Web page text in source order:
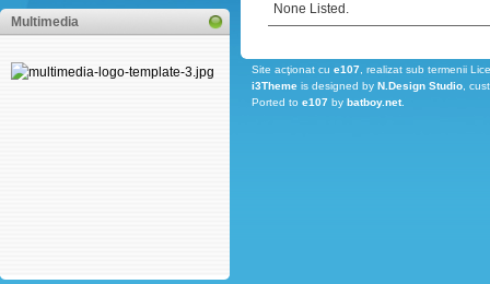
Multimedia
None Listed.
Site acţionat cu e107 , realizat sub termenii
i3Theme is designed by N.Design Studio ,
Ported to e107 by batboy.net.